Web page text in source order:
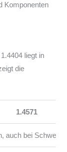
Komponenten
liegt in
die
1.4571
auch bei